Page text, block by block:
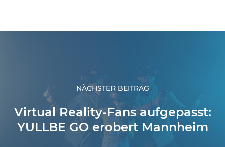
NÄCHSTER BEITRAG
Virtual Reality-Fans aufgepasst:
YULLBE GO erobert Mannheim